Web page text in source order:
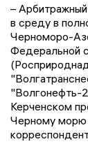
–
в среду в
Черноморо-
Федеральной
"Волгонефть-
Керченском
Черному морю